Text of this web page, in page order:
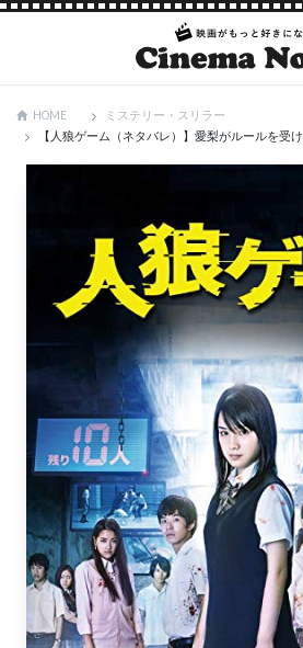
HOME
ミステリー・スリラー
【人狼ゲーム（ネタバレ）】愛梨がルールを